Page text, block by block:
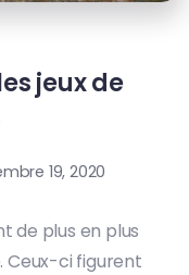
jeux de
19, 2020
de plus en plus
Ceux-ci figurent